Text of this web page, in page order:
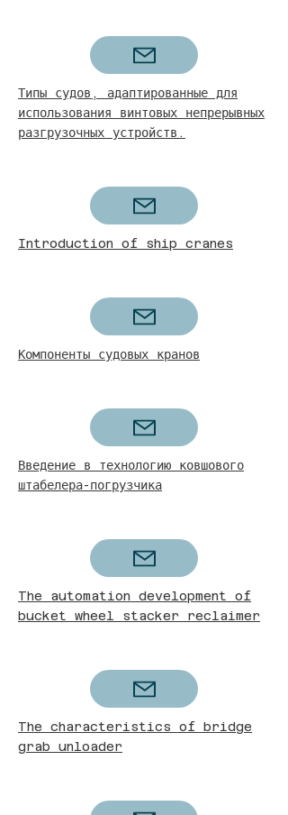
Типы судов, адаптированные для
использования винтовых непрерывных
разгрузочных устройств.
Introduction of ship cranes
Компоненты судовых кранов
Введение в технологию ковшового
штабелера-погрузчика
The automation development of
bucket wheel stacker reclaimer
The characteristics of bridge
grab unloader